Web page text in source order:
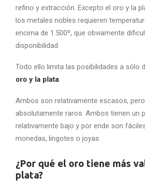
refino y extracción. Excepto el oro y la
los metales nobles requieren
encima de 1.500º, que obviamente
disponibilidad.
Todo ello limita las posibilidades a sólo
oro y la plata.
Ambos son relativamente escasos,
absolutamente raros. Ambos tienen un
relativamente bajo y por ende son
monedas, lingotes o joyas.
¿Por qué el oro tiene más
plata?